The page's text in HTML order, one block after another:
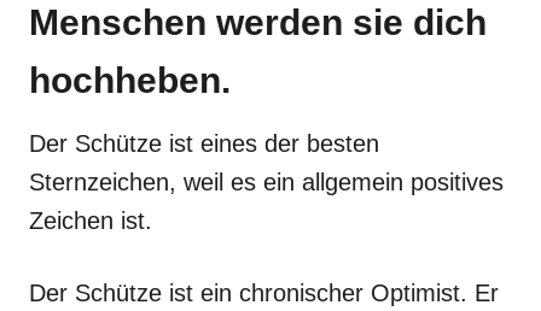
Menschen werden sie dich
hochheben.
Der Schütze ist eines der besten
Sternzeichen, weil es ein allgemein positives
Zeichen ist.
Der Schütze ist ein chronischer Optimist. Er